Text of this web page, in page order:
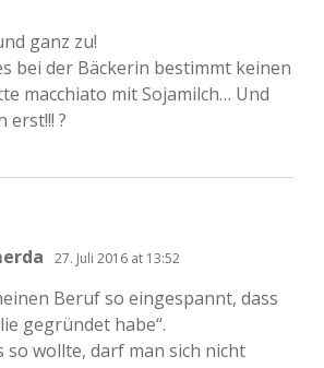
ganz zu!
bei der Bäckerin bestimmt keinen
macchiato mit Sojamilch… Und
erst!!! ?
27. Juli 2016 at 13:52
Beruf so eingespannt, dass
gegründet habe“.
so wollte, darf man sich nicht